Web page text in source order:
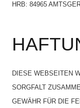
HRB: 84965
DIESE WEBSEITEN
SORGFALT
GEWÄHR FÜR DIE